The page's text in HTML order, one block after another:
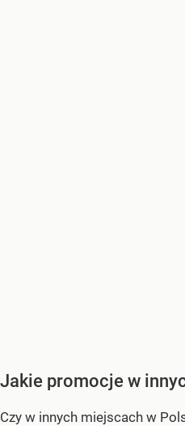
Jakie promocje w
Czy w innych miejscach w